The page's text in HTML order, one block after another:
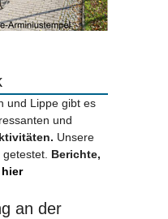
und Lippe gibt es
und
Unsere
Berichte,
an der